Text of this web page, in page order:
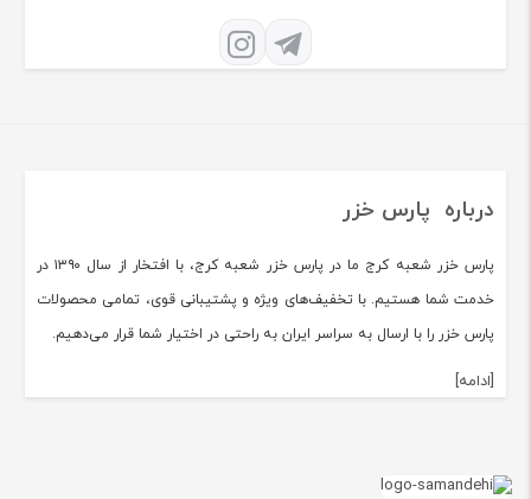
درباره پارس خزر
پارس خزر شعبه کرج ما در پارس خزر شعبه کرج، با افتخار از سال ۱۳۹۰ در
خدمت شما هستیم. با تخفیف‌های ویژه و پشتیبانی قوی، تمامی محصولات
پارس خزر را با ارسال به سراسر ایران به راحتی در اختیار شما قرار می‌دهیم.
[ادامه]